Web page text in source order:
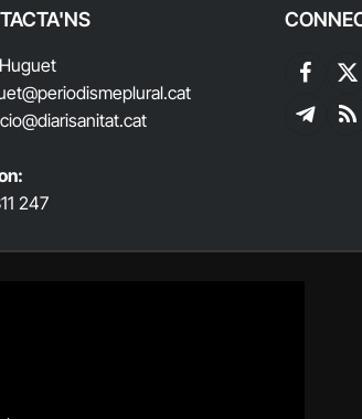
@periodismeplural.cat
247
Facebook
X
Telegram